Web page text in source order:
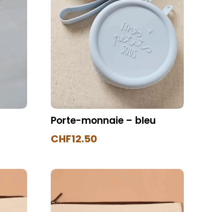
Porte-monnaie – bleu
CHF12.50